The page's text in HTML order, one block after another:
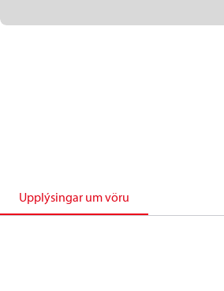
Upplýsingar um vöru